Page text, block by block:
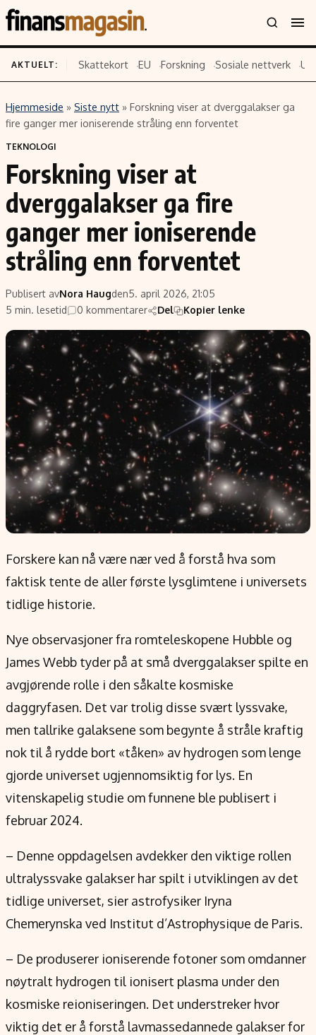
Innhold
Siste nytt
Eiendom
Energi og klima
Finans
Fritid
Hav og sjømat
Verden
Emner
Økonomi
Politikk
Selskaper
Teknologi
Forbrukerrettigheter
Aksjer
Forskning
Google
Kunstig intelligens
Infrastruktur
BitCoin
EU-Kommisjonen
Grønt skifte
Retningslinjer
Personvernerklæring
Annonsepolicy
Brukervilkår
Cookiepolicy
Retningslinjer for rettelser
Redaksjonell policy
Informasjon
Etiske retningslinjer
Verdensnyheter
Alt om penger på engelsk
AKTUELT: Skattekort EU Forskning Sosiale nettverk
Hjemmeside » Siste nytt » Forskning viser at dverggalakser ga
fire ganger mer ioniserende stråling enn forventet
TEKNOLOGI
Forskning viser at
dverggalakser ga fire
ganger mer ioniserende
stråling enn forventet
Publisert avNora Haugden5. april 2026, 21:05
5 min. lesetid
0 kommentarer Del Kopier lenke
Forskere kan nå være nær ved å forstå hva som
faktisk tente de aller første lysglimtene i universets
tidlige historie.
Nye observasjoner fra romteleskopene Hubble og
James Webb tyder på at små dverggalakser spilte en
avgjørende rolle i den såkalte kosmiske
daggryfasen. Det var trolig disse svært lyssvake,
men tallrike galaksene som begynte å stråle kraftig
nok til å rydde bort «tåken» av hydrogen som lenge
gjorde universet ugjennomsiktig for lys. En
vitenskapelig studie om funnene ble publisert i
februar 2024.
– Denne oppdagelsen avdekker den viktige rollen
ultralyssvake galakser har spilt i utviklingen av det
tidlige universet, sier astrofysiker Iryna
Chemerynska ved Institut d’Astrophysique de Paris.
– De produserer ioniserende fotoner som omdanner
nøytralt hydrogen til ionisert plasma under den
kosmiske reioniseringen. Det understreker hvor
viktig det er å forstå lavmassedannede galakser for